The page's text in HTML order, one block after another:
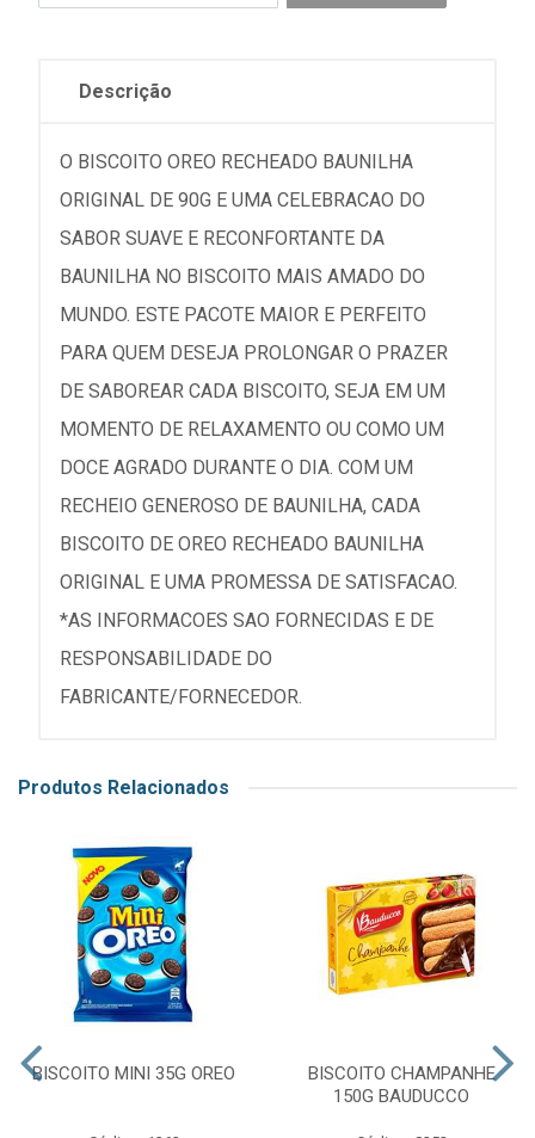
Descrição
O BISCOITO OREO RECHEADO BAUNILHA
ORIGINAL DE 90G E UMA CELEBRACAO DO
SABOR SUAVE E RECONFORTANTE DA
BAUNILHA NO BISCOITO MAIS AMADO DO
MUNDO. ESTE PACOTE MAIOR E PERFEITO
PARA QUEM DESEJA PROLONGAR O PRAZER
DE SABOREAR CADA BISCOITO, SEJA EM UM
MOMENTO DE RELAXAMENTO OU COMO UM
DOCE AGRADO DURANTE O DIA. COM UM
RECHEIO GENEROSO DE BAUNILHA, CADA
BISCOITO DE OREO RECHEADO BAUNILHA
ORIGINAL E UMA PROMESSA DE SATISFACAO.
*AS INFORMACOES SAO FORNECIDAS E DE
RESPONSABILIDADE DO
FABRICANTE/FORNECEDOR.
Produtos Relacionados
BISCOITO MINI 35G OREO
BISCOITO CHAMPANHE
150G BAUDUCCO